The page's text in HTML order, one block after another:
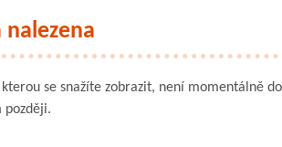
nalezena
se snažíte zobrazit, není momentálně
později.